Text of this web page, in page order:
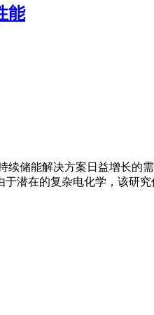
能
储能解决方案日益增长的
潜在的复杂电化学，该研